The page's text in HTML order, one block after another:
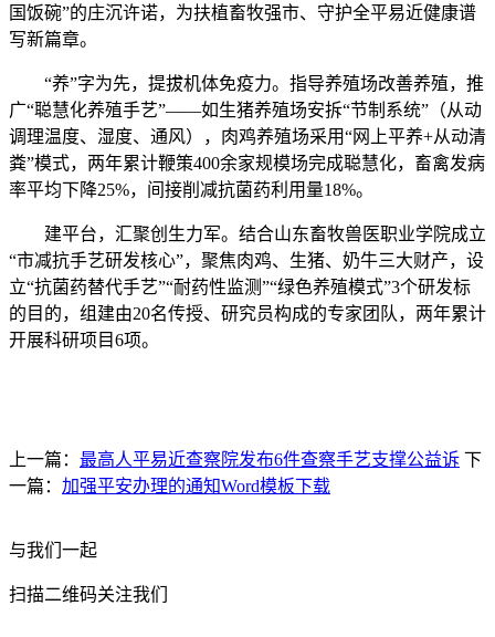
国饭碗”的庄沉许诺，为扶植畜牧强市、守护全平易近健康谱
写新篇章。
“养”字为先，提拔机体免疫力。指导养殖场改善养殖，推
广“聪慧化养殖手艺”——如生猪养殖场安拆“节制系统”（从动
调理温度、湿度、通风），肉鸡养殖场采用“网上平养+从动清
粪”模式，两年累计鞭策400余家规模场完成聪慧化，畜禽发病
率平均下降25%，间接削减抗菌药利用量18%。
建平台，汇聚创生力军。结合山东畜牧兽医职业学院成立
“市减抗手艺研发核心”，聚焦肉鸡、生猪、奶牛三大财产，设
立“抗菌药替代手艺”“耐药性监测”“绿色养殖模式”3个研发标
的目的，组建由20名传授、研究员构成的专家团队，两年累计
开展科研项目6项。
上一篇： 最高人平易近查察院发布6件查察手艺支撑公益诉 下
一篇： 加强平安办理的通知Word模板下载
与我们一起
扫描二维码关注我们